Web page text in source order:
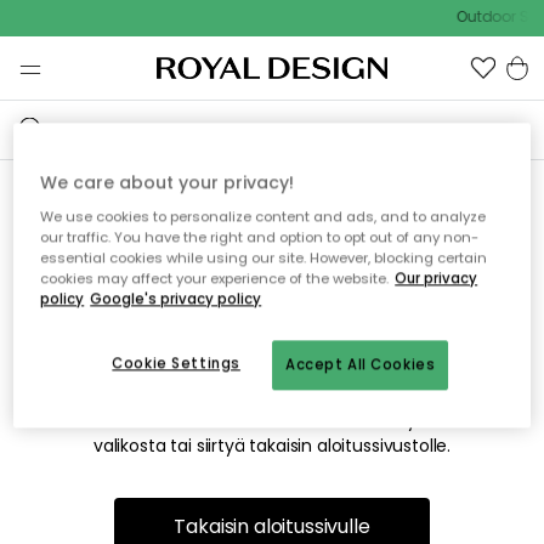
Outdoor
Emme valitettavasti löydä
etsimääsi sivua
Tämä voi johtua siitä, että sivua ei enää ole tai siitä, että se
on siirretty muualle. Pahoittelemme tästä mahdollisesti
valikosta tai siirtyä takaisin aloitussivustolle.
Takaisin aloitussivulle
We care about your privacy!
We use cookies to personalize content and ads, and to analyze
our traffic. You have the right and option to opt out of any non-
essential cookies while using our site. However, blocking certain
cookies may affect your experience of the website. Our privacy
policy Google's privacy policy
Accept All Cookies
Cookie Settings